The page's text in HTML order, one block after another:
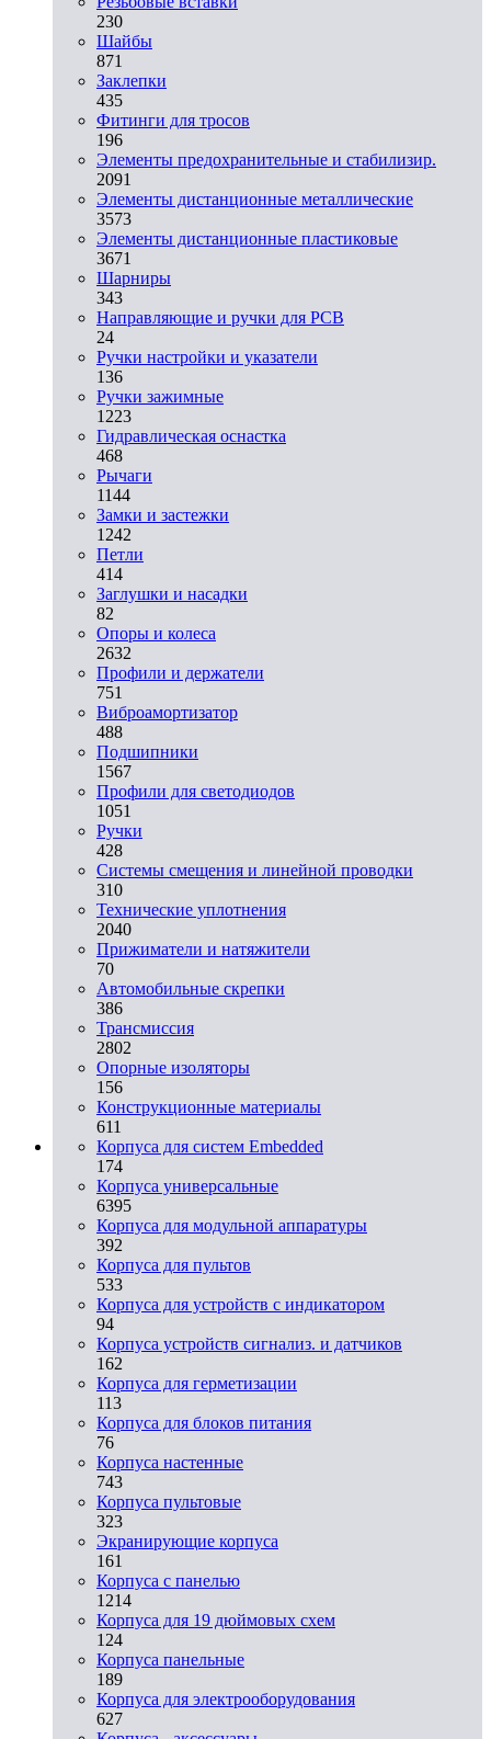
230
Шайбы
871
Заклепки
435
Фитинги для тросов
196
Элементы предохранительные и стабилизир.
2091
Элементы дистанционные металлические
3573
Элементы дистанционные пластиковые
3671
Шарниры
343
Направляющие и ручки для PCB
24
Ручки настройки и указатели
136
Ручки зажимные
1223
Гидравлическая оснастка
468
Рычаги
1144
Замки и застежки
1242
Петли
414
Заглушки и насадки
82
Опоры и колеса
2632
Профили и держатели
751
Виброамортизатор
488
Подшипники
1567
Профили для светодиодов
1051
Ручки
428
Системы смещения и линейной проводки
310
Технические уплотнения
2040
Прижиматели и натяжители
70
Автомобильные скрепки
386
Трансмиссия
2802
Опорные изоляторы
156
Конструкционные материалы
611
Корпуса для систем Embedded
174
Корпуса универсальные
6395
Корпуса для модульной аппаратуры
392
Корпуса для пультов
533
Корпуса для устройств с индикатором
94
Корпуса устройств сигнализ. и датчиков
162
Корпуса для герметизации
113
Корпуса для блоков питания
76
Корпуса настенные
743
Корпуса пультовые
323
Экранирующие корпуса
161
Корпуса с панелью
1214
Корпуса для 19 дюймовых схем
124
Корпуса панельные
189
Корпуса для электрооборудования
627